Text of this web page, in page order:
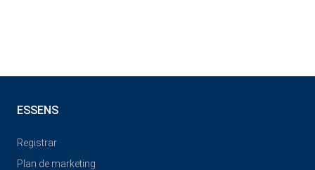
ESSENS
Registrar
Plan de marketing